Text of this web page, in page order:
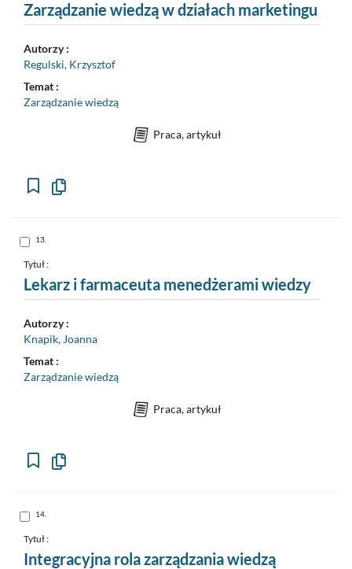
Zarządzanie wiedzą w działach marketingu
Autorzy :
Regulski, Krzysztof
Temat :
Zarządzanie wiedzą
Praca, artykuł
Kopiuj
Skocz
do
nr
13
13.
Tytuł :
Lekarz i farmaceuta menedżerami wiedzy
Autorzy :
Knapik, Joanna
Temat :
Zarządzanie wiedzą
Praca, artykuł
Kopiuj
Skocz
do
nr
14
14.
Tytuł :
Integracyjna rola zarządzania wiedzą